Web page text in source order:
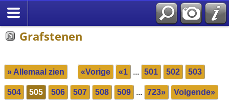
Grafstenen
» Allemaal zien «Vorige «1 ... 501 502 503
504 505 506 507 508 509 ... 723» Volgende»